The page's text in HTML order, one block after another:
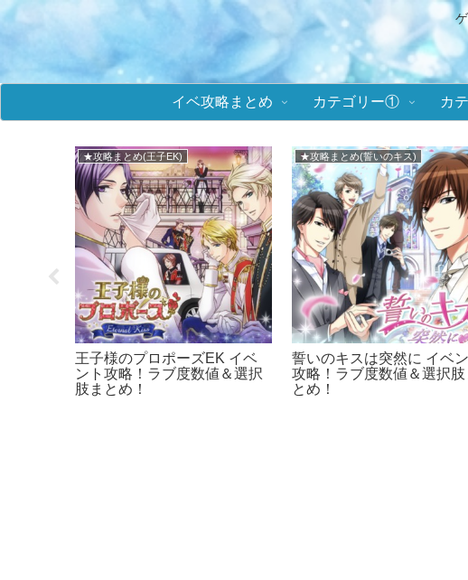
イベ攻略まとめ カテゴリー① カ
■イケメンヴィラン
イケメンヴィラン 攻略まと
め！イケヴィラ！
★攻略まとめ(ミラプリ)
鏡の中のプリンセス(ミラプ
リ) イベント攻略！ラブ度
＆選択肢まとめ！